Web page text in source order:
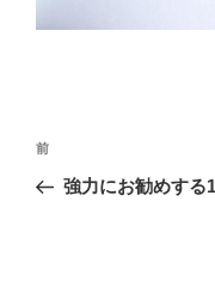
投
ナ
前
の
前
強力にお勧めする